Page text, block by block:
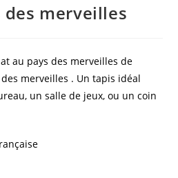
des merveilles
au pays des merveilles de
des merveilles . Un tapis idéal
un salle de jeux, ou un coin